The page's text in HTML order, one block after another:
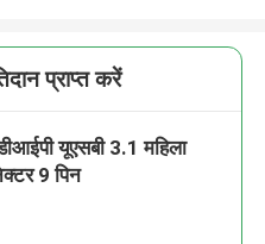
प्राप्त करें
यूएसबी 3.1 महिला
9 पिन